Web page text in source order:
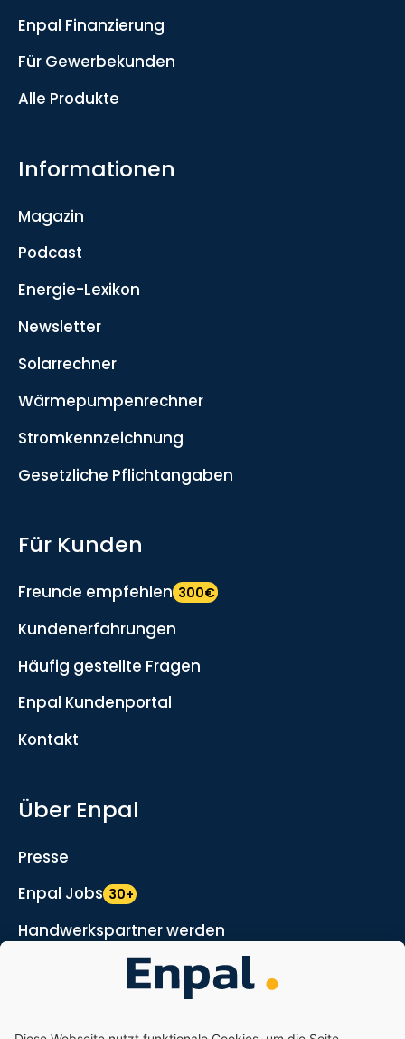
Enpal Finanzierung
Für Gewerbekunden
Alle Produkte
Informationen
Magazin
Podcast
Energie-Lexikon
Newsletter
Solarrechner
Wärmepumpenrechner
Stromkennzeichnung
Gesetzliche Pflichtangaben
Für Kunden
Freunde empfehlen 300€
Kundenerfahrungen
Häufig gestellte Fragen
Enpal Kundenportal
Kontakt
Über Enpal
Presse
Enpal Jobs 30+
Handwerkspartner werden
Marketing- und Vertriebspartner werden